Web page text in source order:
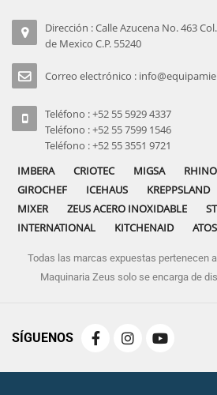
Dirección : Calle Azucena No. 463
de Mexico C.P. 55240
Correo electrónico :
Teléfono : +52 55 5929 4337
Teléfono : +52 55 7599 1546
Teléfono : +52 55 3551 9721
IMBERA
CRIOTEC MIGSA RHINO
GIROCHEF
ICEHAUS KREPPSLAND
MIXER
ZEUS ACERO INOXIDABLE
INTERNATIONAL
KITCHENAID
Todas las marcas expuestas pertenecen
Maquinaria Zeus solo se encarga de
SÍGUENOS